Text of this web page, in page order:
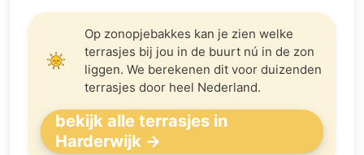
Op zonopjebakkes kan je zien welke
terrasjes bij jou in de buurt nú in de zon
liggen. We berekenen dit voor duizenden
terrasjes door heel Nederland.
bekijk alle terrasjes in
Harderwijk →